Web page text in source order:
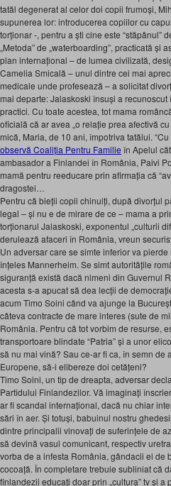
tatăl degenerat al celor doi copii frumoși,
supunerea lor: introducerea copiilor cu
torționar -, pentru a ști cine este “stăpânul”
„Metoda” de „waterboarding”, practicată
plan internațional – de lumea civilizată,
Camelia Smicală – unul dintre cei mai
medicale unde profesează – a solicitat
mai departe: Jalaskoski însuși a
practici. Cu toate acestea, tot mama
oficială că ar avea „o relație prea afectivă
mică, Maria, de 10 ani, împotriva tatălui.
observă Coaliția Pentru Familie în Apelul
ambasador a Finlandei în România, Paivi
mamă pentru reeducare prin afirmația că
dragostei…
Pentru că bieții copii chinuiți, după divorțul
legal – și nu e de mirare de ce – mama a
torționarul Jalaskoski, exponentul „culturii
derulează afaceri în România, vreun
Un adversar care se simte inferior va
înțeles Mannerheim. Se simt autoritățile
siguranță există dacă nimeni din Guvernul
acesta s-a apucat să dea lecții de
acum Timo Soini când va ajunge la
câteva contracte de mare interes (sute de
România. Pentru că tot vorbim de resurse,
transportoare blindate “Patria” și a unor
să nu mai vină? Sau ce-ar fi ca, în semn
Europene, să-i elibereze doi cetățeni?
Timo Soini, un tip de dreapta, adversar
Partidului Finlandezilor. Vă imaginați
ar fi scandal internațional, dacă nu chiar
sări în aer. Și totuși, babuinul nostru
dintre principalii vinovați de suferințele de
să devină vasul comunicant, respectiv
vorba de a infesta România, gândacii ei de
cocoață. În completare trebuie subliniat că
finlandezii educați doar prin „cultura” tv și